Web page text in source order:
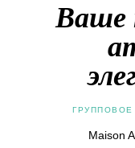
Ваше
Maison